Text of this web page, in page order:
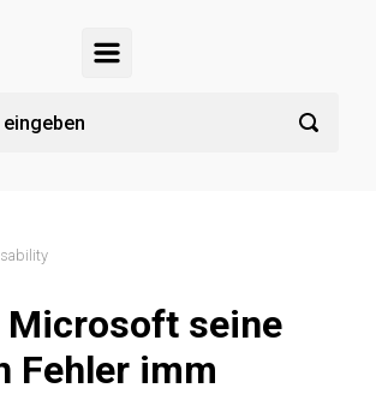
Microsoft seine
Fehler imm